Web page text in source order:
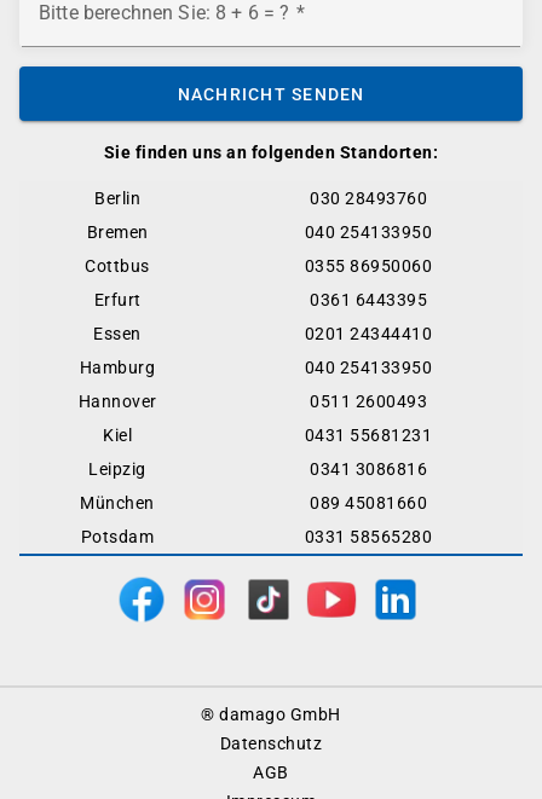
Sie finden uns an folgenden Standorten:
Berlin
030 28493760
Bremen
040 254133950
Cottbus
0355 86950060
Erfurt
0361 6443395
Essen
0201 24344410
Hamburg
040 254133950
Hannover
0511 2600493
Kiel
0431 55681231
Leipzig
0341 3086816
München
089 45081660
Potsdam
0331 58565280
Bitte berechnen Sie: 8 + 6 = ?
NACHRICHT SENDEN
® damago GmbH
Datenschutz
AGB